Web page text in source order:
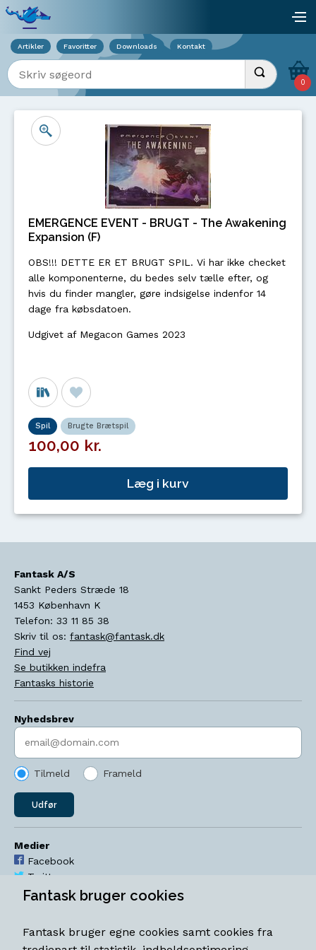
Artikler Favoritter Downloads Kontakt
Indtast søgeord Udfør søgning
0
EMERGENCE EVENT - BRUGT - The Awakening
Expansion (F)
OBS!!! DETTE ER ET BRUGT SPIL. Vi har ikke checket
alle komponenterne, du bedes selv tælle efter, og
hvis du finder mangler, gøre indsigelse indenfor 14
dage fra købsdatoen.
Udgivet af Megacon Games 2023
Spil Brugte Brætspil
100,00 kr.
Læg i kurv
Fantask A/S
Sankt Peders Stræde 18
1453 København K
Telefon: 33 11 85 38
Skriv til os: fantask@fantask.dk
Find vej
Se butikken indefra
Fantasks historie
Nyhedsbrev
Indtast søgeord
Tilmeld Frameld
Udfør
Medier
Facebook
Twitter
YouTube
Åbningstider
Viser overlay for indkøbskurv
Fantask bruger cookies
Fantask bruger egne cookies samt cookies fra